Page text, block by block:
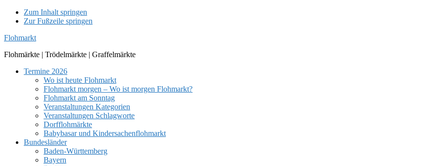
Zum Inhalt springen
Zur Fußzeile springen
Flohmarkt
Flohmärkte | Trödelmärkte | Graffelmärkte
Termine 2026
Wo ist heute Flohmarkt
Flohmarkt morgen – Wo ist morgen Flohmarkt?
Flohmarkt am Sonntag
Veranstaltungen Kategorien
Veranstaltungen Schlagworte
Dorfflohmärkte
Babybasar und Kindersachenflohmarkt
Bundesländer
Baden-Württemberg
Bayern